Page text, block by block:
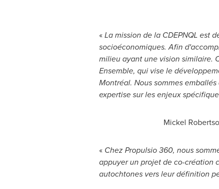
«La mission de la CDEPNQL est
socioéconomiques. Afin
milieu ayant une vision similaire.
Ensemble, qui vise le
Montréal. Nous sommes
expertise sur les enjeux
Mickel
« Chez Propulsio 360, nous
appuyer un projet de co-création
autochtones vers leur définition